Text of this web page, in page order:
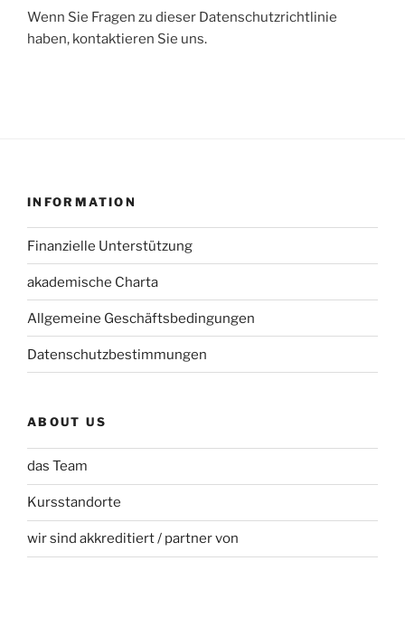
Wenn Sie Fragen zu dieser Datenschutzrichtlinie
haben, kontaktieren Sie uns.
INFORMATION
Finanzielle Unterstützung
akademische Charta
Allgemeine Geschäftsbedingungen
Datenschutzbestimmungen
ABOUT US
das Team
Kursstandorte
wir sind akkreditiert / partner von